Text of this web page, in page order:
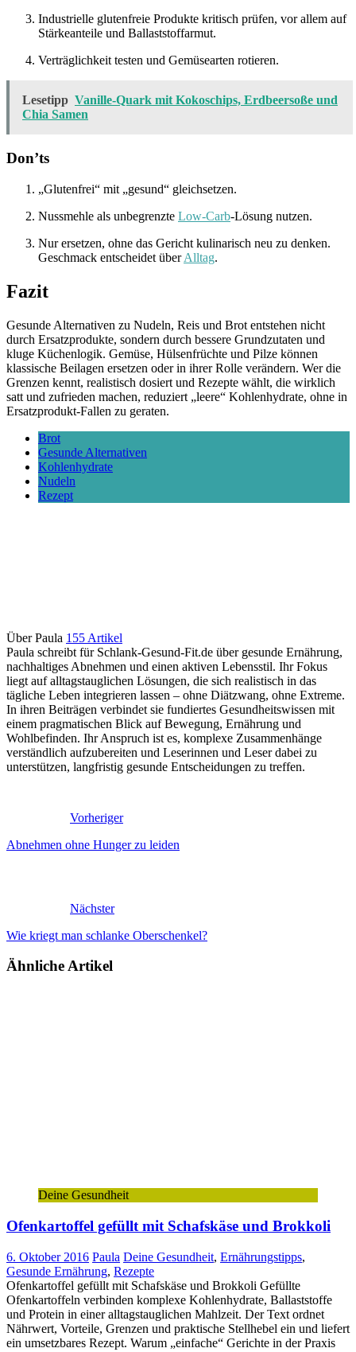
Industrielle glutenfreie Produkte kritisch prüfen, vor allem auf
Stärkeanteile und Ballaststoffarmut.
Verträglichkeit testen und Gemüsearten rotieren.
Lesetipp Vanille-Quark mit Kokoschips, Erdbeersoße und
Chia Samen
Don’ts
„Glutenfrei“ mit „gesund“ gleichsetzen.
Nussmehle als unbegrenzte Low-Carb-Lösung nutzen.
Nur ersetzen, ohne das Gericht kulinarisch neu zu denken.
Geschmack entscheidet überAlltag.
Fazit
Gesunde Alternativen zu Nudeln, Reis und Brot entstehen nicht
durch Ersatzprodukte, sondern durch bessere Grundzutaten und
kluge Küchenlogik. Gemüse, Hülsenfrüchte und Pilze können
klassische Beilagen ersetzen oder in ihrer Rolle verändern. Wer die
Grenzen kennt, realistisch dosiert und Rezepte wählt, die wirklich
satt und zufrieden machen, reduziert „leere“ Kohlenhydrate, ohne in
Ersatzprodukt-Fallen zu geraten.
Brot
Gesunde Alternativen
Kohlenhydrate
Nudeln
Rezept
Über Paula 155 Artikel
Paula schreibt für Schlank-Gesund-Fit.de über gesunde Ernährung,
nachhaltiges Abnehmen und einen aktiven Lebensstil. Ihr Fokus
liegt auf alltagstauglichen Lösungen, die sich realistisch in das
tägliche Leben integrieren lassen – ohne Diätzwang, ohne Extreme.
In ihren Beiträgen verbindet sie fundiertes Gesundheitswissen mit
einem pragmatischen Blick auf Bewegung, Ernährung und
Wohlbefinden. Ihr Anspruch ist es, komplexe Zusammenhänge
verständlich aufzubereiten und Leserinnen und Leser dabei zu
unterstützen, langfristig gesunde Entscheidungen zu treffen.
Vorheriger
Abnehmen ohne Hunger zu leiden
Nächster
Wie kriegt man schlanke Oberschenkel?
Ähnliche Artikel
Deine Gesundheit
Ofenkartoffel gefüllt mit Schafskäse und Brokkoli
6. Oktober 2016 Paula Deine Gesundheit, Ernährungstipps,
Gesunde Ernährung, Rezepte
Ofenkartoffel gefüllt mit Schafskäse und Brokkoli Gefüllte
Ofenkartoffeln verbinden komplexe Kohlenhydrate, Ballaststoffe
und Protein in einer alltagstauglichen Mahlzeit. Der Text ordnet
Nährwert, Vorteile, Grenzen und praktische Stellhebel ein und liefert
ein umsetzbares Rezept. Warum „einfache“ Gerichte in der Praxis